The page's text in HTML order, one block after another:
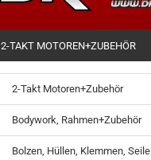
2-TAKT MOTOREN+ZUBEHÖR
2-Takt Motoren+Zubehör
Bodywork, Rahmen+Zubehör
Bolzen, Hüllen, Klemmen, Seile